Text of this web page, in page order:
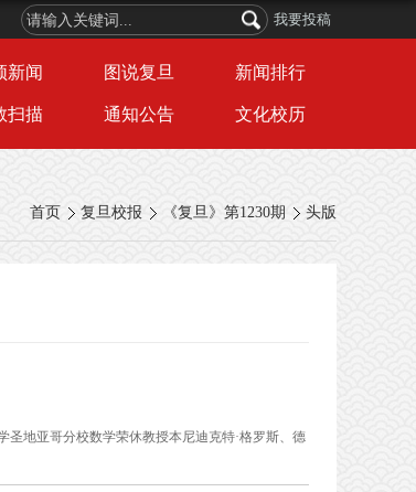
我要投稿
新闻 图说复旦 新闻排行
扫描 通知公告 文化校历
首页 复旦校报 《复旦》第1230期 头版
圣地亚哥分校数学荣休教授本尼迪克特·格罗斯、德